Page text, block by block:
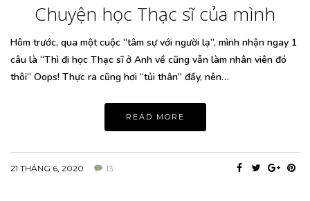
Chuyện học Thạc sĩ của mình
Hôm trước, qua một cuộc “tâm sự với người lạ”, mình nhận ngay 1
câu là “Thì đi học Thạc sĩ ở Anh về cũng vẫn làm nhân viên đó
thôi” Oops! Thực ra cũng hơi “tủi thân” đấy, nên…
READ MORE
21 THÁNG 6, 2020 13